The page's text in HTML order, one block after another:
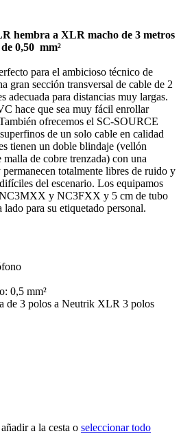
hembra a XLR macho de 3 metros
0,50 mm²
para el ambicioso técnico de
gran sección transversal de cable de 2
adecuada para distancias muy largas.
hace que sea muy fácil enrollar
ofrecemos el SC-SOURCE
de un solo cable en calidad
tienen un doble blindaje (vellón
de cobre trenzada) con una
totalmente libres de ruido y
del escenario. Los equipamos
y NC3FXX y 5 cm de tubo
lado para su etiquetado personal.
0,5 mm²
de 3 polos a Neutrik XLR 3 polos
a la cesta o seleccionar todo